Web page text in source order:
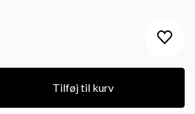
Tilføj til kurv